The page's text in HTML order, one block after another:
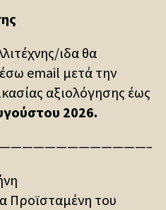
ιδα θα
email μετά την
αξιολόγησης έως
2026.
Προϊσταμένη του